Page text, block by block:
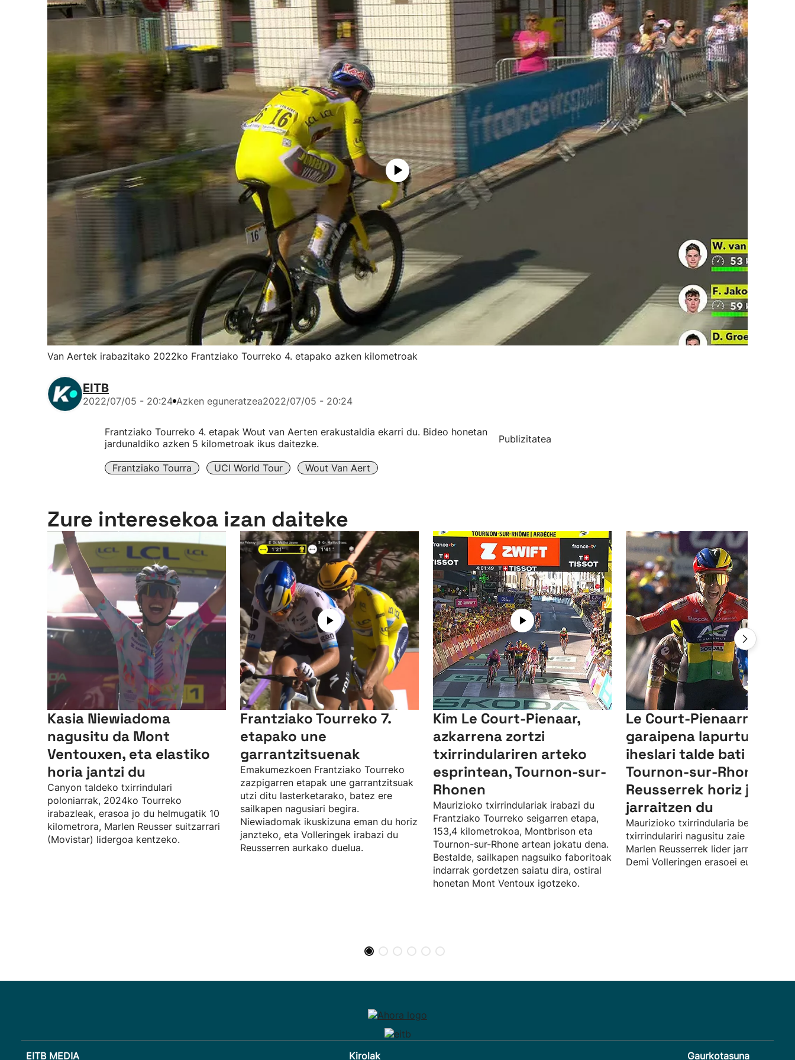
Van Aertek irabazitako 2022ko Frantziako Tourreko 4. etapako azken kilometroak
EITB
2022/07/05 - 20:24 Azken eguneratzea2022/07/05 - 20:24
Frantziako Tourreko 4. etapak Wout van Aerten erakustaldia ekarri du. Bideo honetan
jardunaldiko azken 5 kilometroak ikus daitezke.
Frantziako Tourra UCI World Tour Wout Van Aert
Publizitatea
Zure interesekoa izan daiteke
Kasia Niewiadoma
nagusitu da Mont
Ventouxen, eta elastiko
horia jantzi du
Canyon taldeko txirrindulari
poloniarrak, 2024ko Tourreko
irabazleak, erasoa jo du helmugatik 10
kilometrora, Marlen Reusser suitzarrari
(Movistar) lidergoa kentzeko.
Frantziako Tourreko 7.
etapako une
garrantzitsuenak
Emakumezkoen Frantziako Tourreko
zazpigarren etapak une garrantzitsuak
utzi ditu lasterketarako, batez ere
sailkapen nagusiari begira.
Niewiadomak ikuskizuna eman du horiz
janzteko, eta Volleringek irabazi du
Reusserren aurkako duelua.
Kim Le Court-Pienaar,
azkarrena zortzi
txirrindulariren arteko
esprintean, Tournon-sur-
Rhonen
Maurizioko txirrindulariak irabazi du
Frantziako Tourreko seigarren etapa,
153,4 kilometrokoa, Montbrison eta
Tournon-sur-Rhone artean jokatu dena.
Bestalde, sailkapen nagsuiko faboritoak
indarrak gordetzen saiatu dira, ostiral
honetan Mont Ventoux igotzeko.
Le Court-Pienaarrek
garaipena lapurtu dio
iheslari talde bati
Tournon-sur-Rhonen,
Reusserrek horiz
jarraitzen du
Maurizioko txirrindularia beste zazpi
txirrindulariri nagusitu zaie
Marlen Reusserrek lider jarraitzen du,
Demi Volleringen erasoei eutsi
EITB MEDIA Kirolak Gaurkotasuna